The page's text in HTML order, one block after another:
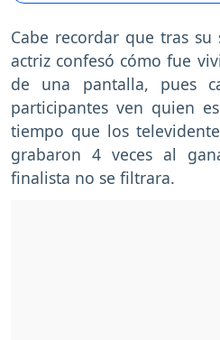
Cabe recordar que tras
actriz confesó cómo fue
de una pantalla, pues
participantes ven quien
tiempo que los
grabaron 4 veces al
finalista no se filtrara.